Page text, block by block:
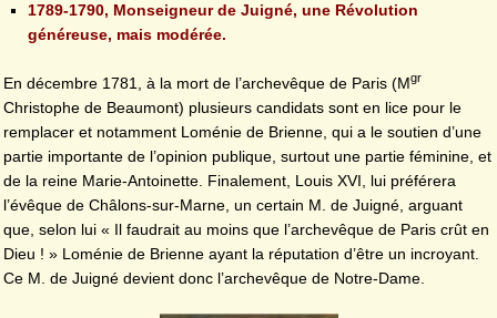
1789-1790, Monseigneur de Juigné, une Révolution
généreuse, mais modérée.
En décembre 1781, à la mort de l’archevêque de Paris (Mgr
Christophe de Beaumont) plusieurs candidats sont en lice pour le
remplacer et notamment Loménie de Brienne, qui a le soutien d’une
partie importante de l’opinion publique, surtout une partie féminine, et
de la reine Marie-Antoinette. Finalement, Louis XVI, lui préférera
l’évêque de Châlons-sur-Marne, un certain M. de Juigné, arguant
que, selon lui « Il faudrait au moins que l’archevêque de Paris crût en
Dieu ! » Loménie de Brienne ayant la réputation d’être un incroyant.
Ce M. de Juigné devient donc l’archevêque de Notre-Dame.